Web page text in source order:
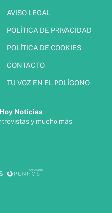
AVISO LEGAL
POLÍTICA DE PRIVACIDAD
POLÍTICA DE COOKIES
CONTACTO
TU VOZ EN EL POLÍGONO
Noticias
y mucho más